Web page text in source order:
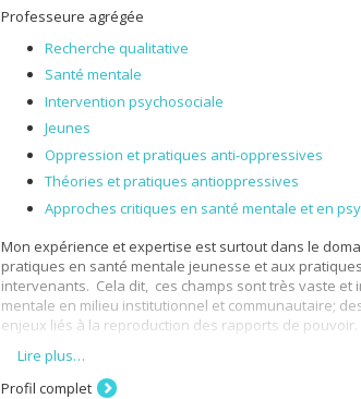
Professeure agrégée
Recherche qualitative
Santé mentale
Intervention psychosociale
Jeunes
Oppression et pratiques anti-oppressives
Théories et pratiques antioppressives
Approches critiques en santé mentale et en
Mon expérience et expertise est surtout dans le
pratiques en santé mentale jeunesse et aux
intervenants. Cela dit, ces champs sont très vaste et
mentale en milieu institutionnel et communautaire;
enjeux liés à la reproduction des rapports de pouvoir.
Mes intérêts de recherche s’inscrivent dans une
renouvellement des pratiques sont au cœur de ma
Lire plus…
Profil complet